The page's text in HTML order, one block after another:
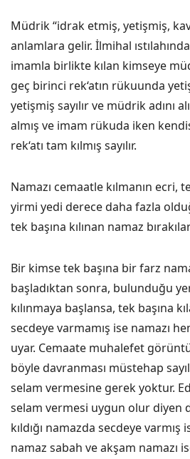
Müdrik “idrak etmiş, yetişmiş,
anlamlara gelir. İlmihal
imamla birlikte kılan kimseye
geç birinci rek‘atın rükuunda
yetişmiş sayılır ve müdrik adını
almış ve imam rükuda iken
rek‘atı tam kılmış sayılır.
Namazı cemaatle kılmanın ecri,
yirmi yedi derece daha fazla
tek başına kılınan namaz
Bir kimse tek başına bir farz
başladıktan sonra, bulunduğu
kılınmaya başlansa, tek başına
secdeye varmamış ise namazı
uyar. Cemaate muhalefet
böyle davranması müstehap
selam vermesine gerek yoktur.
selam vermesi uygun olur diyen
kıldığı namazda secdeye varmış
namaz sabah ve akşam namazı